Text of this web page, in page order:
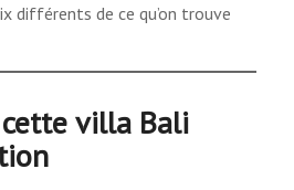
différents de ce qu’on trouve
villa Bali